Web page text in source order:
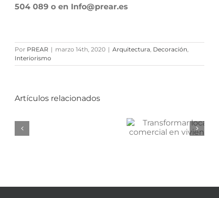
504 089 o en Info@prear.es
Por PREAR | marzo 14th, 2020 | Arquitectura Decoración
Interiorismo
Artículos relacionados
NEUROARQUITECTURA
de la